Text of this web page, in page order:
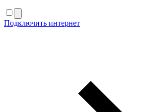
Подключить интернет